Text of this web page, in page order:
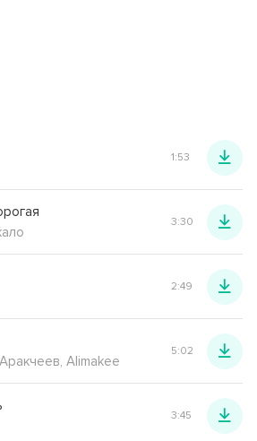
1:53
3:30
2:49
Alimakee
5:02
3:45